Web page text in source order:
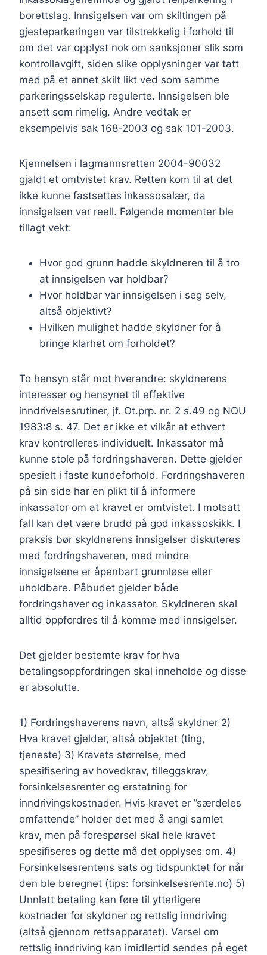
borettslag. Innsigelsen var om skiltingen på
gjesteparkeringen var tilstrekkelig i forhold til
om det var opplyst nok om sanksjoner slik som
kontrollavgift, siden slike opplysninger var tatt
med på et annet skilt likt ved som samme
parkeringsselskap regulerte. Innsigelsen ble
ansett som rimelig. Andre vedtak er
eksempelvis sak 168-2003 og sak 101-2003.
Kjennelsen i lagmannsretten 2004-90032
gjaldt et omtvistet krav. Retten kom til at det
ikke kunne fastsettes inkassosalær, da
innsigelsen var reell. Følgende momenter ble
tillagt vekt:
Hvor god grunn hadde skyldneren til å tro
at innsigelsen var holdbar?
Hvor holdbar var innsigelsen i seg selv,
altså objektivt?
Hvilken mulighet hadde skyldner for å
bringe klarhet om forholdet?
To hensyn står mot hverandre: skyldnerens
interesser og hensynet til effektive
inndrivelsesrutiner, jf. Ot.prp. nr. 2 s.49 og NOU
1983:8 s. 47. Det er ikke et vilkår at ethvert
krav kontrolleres individuelt. Inkassator må
kunne stole på fordringshaveren. Dette gjelder
spesielt i faste kundeforhold. Fordringshaveren
på sin side har en plikt til å informere
inkassator om at kravet er omtvistet. I motsatt
fall kan det være brudd på god inkassoskikk. I
praksis bør skyldnerens innsigelser diskuteres
med fordringshaveren, med mindre
innsigelsene er åpenbart grunnløse eller
uholdbare. Påbudet gjelder både
fordringshaver og inkassator. Skyldneren skal
alltid oppfordres til å komme med innsigelser.
Det gjelder bestemte krav for hva
betalingsoppfordringen skal inneholde og disse
er absolutte.
1) Fordringshaverens navn, altså skyldner 2)
Hva kravet gjelder, altså objektet (ting,
tjeneste) 3) Kravets størrelse, med
spesifisering av hovedkrav, tilleggskrav,
forsinkelsesrenter og erstatning for
inndrivingskostnader. Hvis kravet er ”særdeles
omfattende” holder det med å angi samlet
krav, men på forespørsel skal hele kravet
spesifiseres og dette må det opplyses om. 4)
Forsinkelsesrentens sats og tidspunktet for når
den ble beregnet (tips: forsinkelsesrente.no) 5)
Unnlatt betaling kan føre til ytterligere
kostnader for skyldner og rettslig inndriving
(altså gjennom rettsapparatet). Varsel om
rettslig inndriving kan imidlertid sendes på eget